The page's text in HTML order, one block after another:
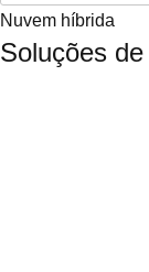
Nuvem híbrida
Soluções